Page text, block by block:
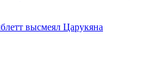
высмеял Царукяна